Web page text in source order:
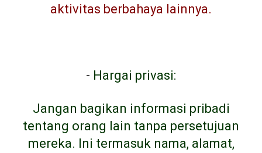
aktivitas berbahaya lainnya.
- Hargai privasi:
Jangan bagikan informasi pribadi
tentang orang lain tanpa persetujuan
mereka. Ini termasuk nama, alamat,